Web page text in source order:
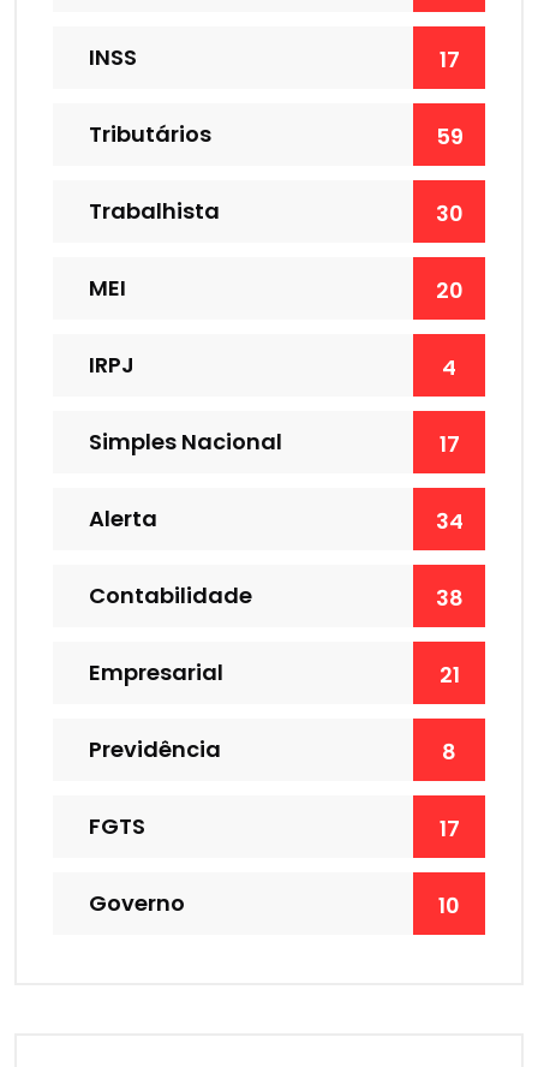
INSS 17
Tributários 59
Trabalhista 30
MEI 20
IRPJ 4
Simples Nacional 17
Alerta 34
Contabilidade 38
Empresarial 21
Previdência 8
FGTS 17
Governo 10